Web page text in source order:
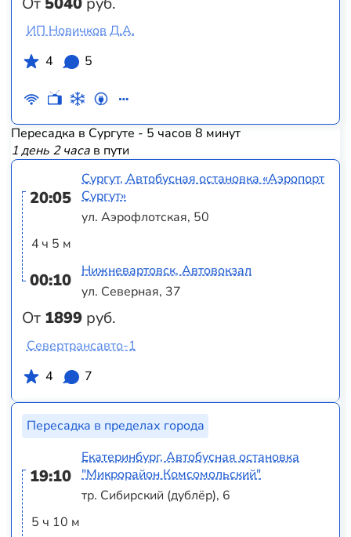
ИП Новичков Д.А.
4
5
Пересадка в Сургуте - 5 часов 8 минут
1 день 2 часав пути
20:05
4 ч 5 м
00:10
От 1899 руб.
Сургут, Автобусная остановка «Аэропорт
Сургут»
ул. Аэрофлотская, 50
Нижневартовск, Автовокзал
ул. Северная, 37
Севертрансавто-1
4
7
Пересадка в пределах города
19:10
5 ч 10 м
Екатеринбург, Автобусная остановка
"Микрорайон Комсомольский"
тр. Сибирский (дублёр), 6